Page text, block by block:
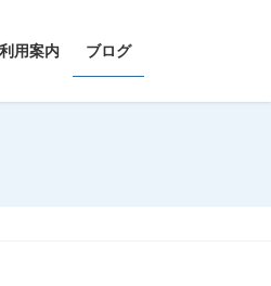
用案内 ブログ